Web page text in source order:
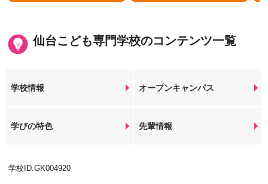
仙台こども専門学校のコンテンツ一覧
学校情報 オープンキャンパス
学びの特色 先輩情報
学校ID.GK004920